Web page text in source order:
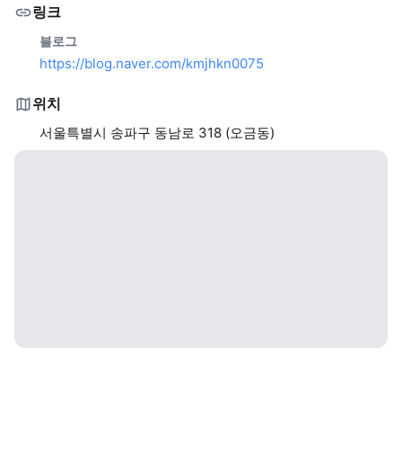
링크
블로그
https://blog.naver.com/kmjhkn0075
위치
서울특별시 송파구 동남로 318 (오금동)